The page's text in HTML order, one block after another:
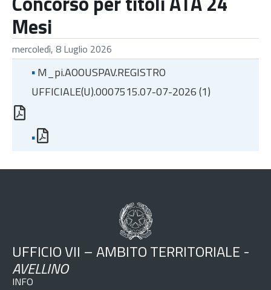
Mesi
mercoledì, 8 Luglio 2026
▪M_pi.AOOUSPAV.REGISTRO
UFFICIALE(U).0007515.07-07-2026 (1)
▪
UFFICIO VII – AMBITO TERRITORIALE -
AVELLINO
INFO